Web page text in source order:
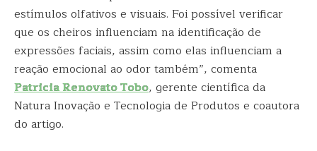
estímulos olfativos e visuais. Foi possível verificar
que os cheiros influenciam na identificação de
expressões faciais, assim como elas influenciam a
reação emocional ao odor também”, comenta
Patricia Renovato Tobo, gerente científica da
Natura Inovação e Tecnologia de Produtos e coautora
do artigo.